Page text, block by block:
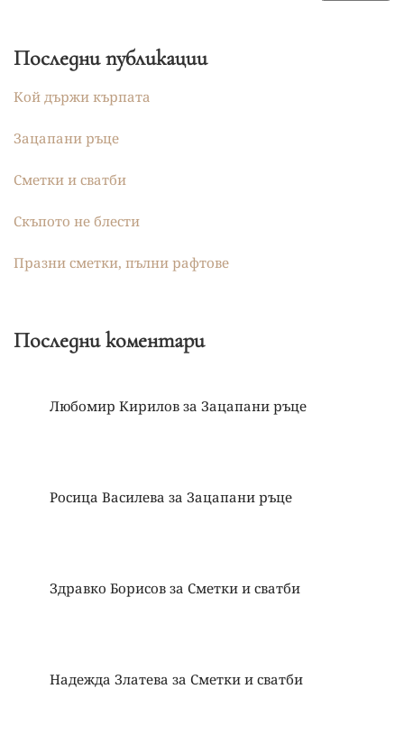
Последни публикации
Кой държи кърпата
Зацапани ръце
Сметки и сватби
Скъпото не блести
Празни сметки, пълни рафтове
Последни коментари
Любомир Кирилов за Зацапани ръце
Росица Василева за Зацапани ръце
Здравко Борисов за Сметки и сватби
Надежда Златева за Сметки и сватби